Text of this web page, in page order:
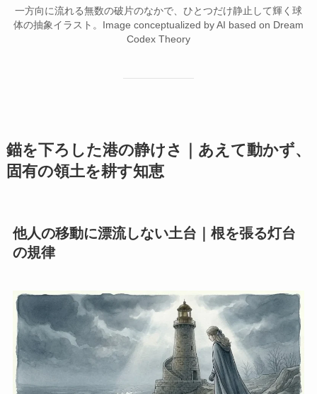
一方向に流れる無数の破片のなかで、ひとつだけ静止して輝く球
体の抽象イラスト。Image conceptualized by AI based on Dream
Codex Theory
錨を下ろした港の静けさ｜あえて動かず、
固有の領土を耕す知恵
他人の移動に漂流しない土台｜根を張る灯台
の規律